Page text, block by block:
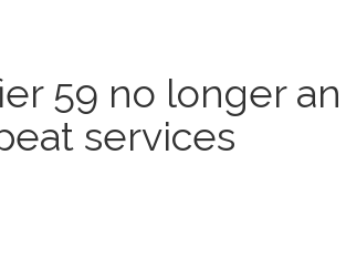
59 no longer
services